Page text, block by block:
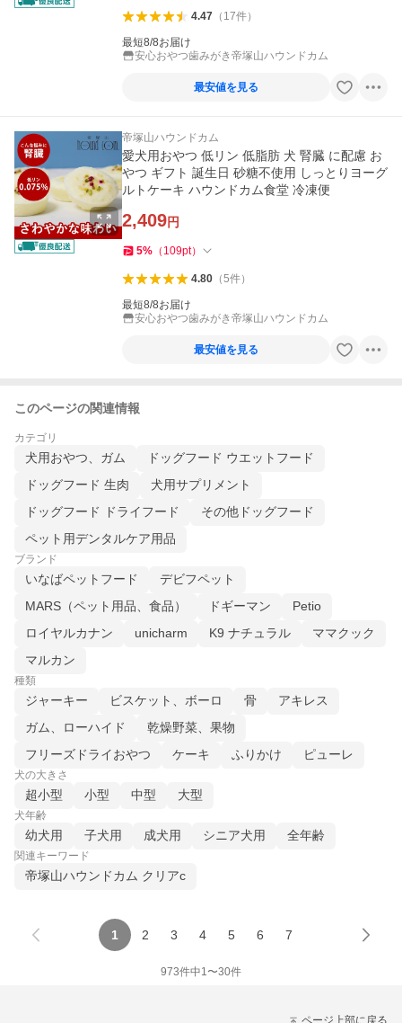
4.47（ 17件）
最短8/8お届け
安心おやつ歯みがき帝塚山ハウンドカム
最安値を見る
帝塚山ハウンドカム
愛犬用おやつ 低リン 低脂肪 犬 腎臓 に配慮 お
やつ ギフト 誕生日 砂糖不使用 しっとりヨーグ
ルトケーキ ハウンドカム食堂 冷凍便
2,409円
5% （ 109pt）
4.80（5件）
最短8/8お届け
安心おやつ歯みがき帝塚山ハウンドカム
最安値を見る
このページの関連情報
カテゴリ
犬用おやつ、ガム
ドッグフード ウエットフード
ドッグフード 生肉
犬用サプリメント
ドッグフード ドライフード
その他ドッグフード
ペット用デンタルケア用品
ブランド
いなばペットフード
デビフペット
MARS（ペット用品、食品）
ドギーマン
Petio
ロイヤルカナン
unicharm K9 ナチュラル
ママクック
マルカン
種類
ジャーキー ビスケット、ボーロ 骨
アキレス
ガム、ローハイド
乾燥野菜、果物
フリーズドライおやつ
ケーキ ふりかけ ピューレ
犬の大きさ
超小型 小型 中型 大型
犬年齢
幼犬用 子犬用 成犬用 シニア犬用 全年齢
関連キーワード
帝塚山ハウンドカム クリアc
1 2 3 4 5 6 7
973件中1〜30件
ページ上部に戻る